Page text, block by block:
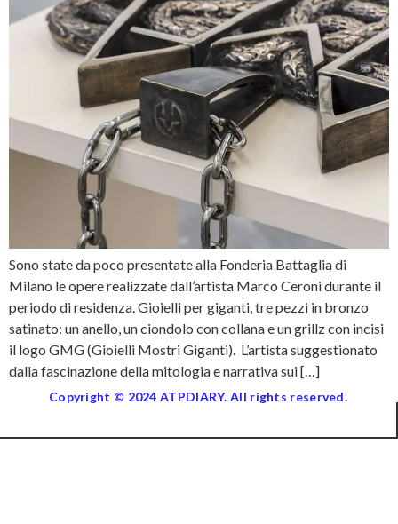
Sono state da poco presentate alla Fonderia Battaglia di
Milano le opere realizzate dall’artista Marco Ceroni durante il
periodo di residenza. Gioielli per giganti, tre pezzi in bronzo
satinato: un anello, un ciondolo con collana e un grillz con incisi
il logo GMG (Gioielli Mostri Giganti). L’artista suggestionato
dalla fascinazione della mitologia e narrativa sui […]
Copyright © 2024 ATPDIARY. All rights reserved.